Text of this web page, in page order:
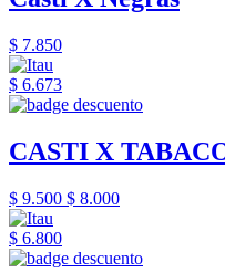
$ 7.850
$ 6.673
CASTI X
$ 9.500 $ 8.000
$ 6.800